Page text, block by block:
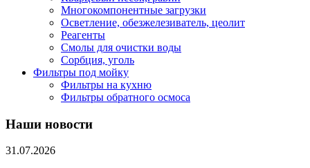
Многокомпонентные загрузки
Осветление, обезжелезиватель, цеолит
Реагенты
Смолы для очистки воды
Сорбция, уголь
Фильтры под мойку
Фильтры на кухню
Фильтры обратного осмоса
Наши новости
31.07.2026